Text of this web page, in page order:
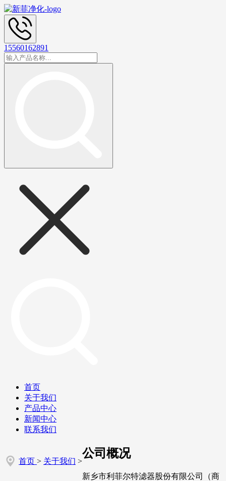
15560162891
首页
关于我们
产品中心
新闻中心
联系我们
首页 > 关于我们 >
公司概况
新乡市利菲尔特滤器股份有限公司（商